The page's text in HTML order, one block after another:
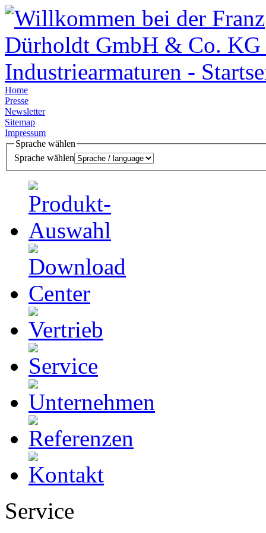
Home
Presse
Newsletter
Sitemap
Impressum
Sprache wählen
Sprache wählen
Service